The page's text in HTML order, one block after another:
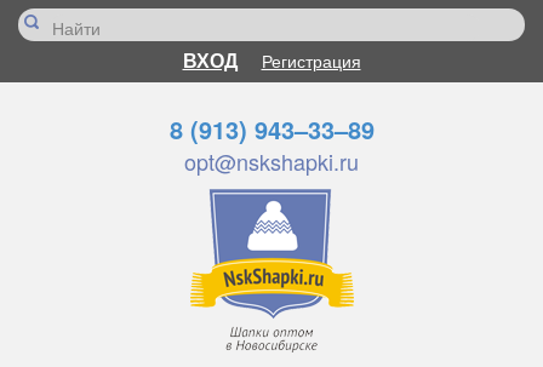
ВХОД Регистрация
8 (913) 943–33–89
opt@nskshapki.ru